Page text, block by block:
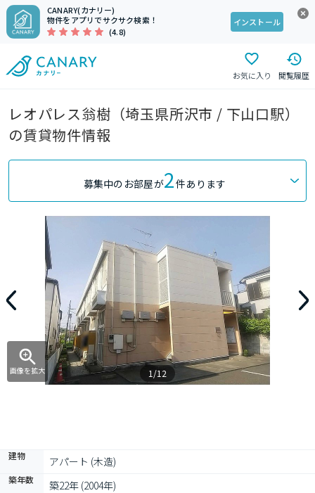
CANARY(カナリー)
物件をアプリでサクサク検索！
(4.8)
インストール
お気に入り 閲覧履歴
レオパレス翁樹（埼玉県所沢市 / 下山口駅）
の賃貸物件情報
募集中のお部屋が2件あります
画像を拡大 1/12
建物 アパート (木造)
築年数 築22年 (2004年)